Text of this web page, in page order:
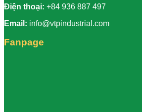
Điện thoại: +84 936 887 497
Email: info@vtpindustrial.com
Fanpage